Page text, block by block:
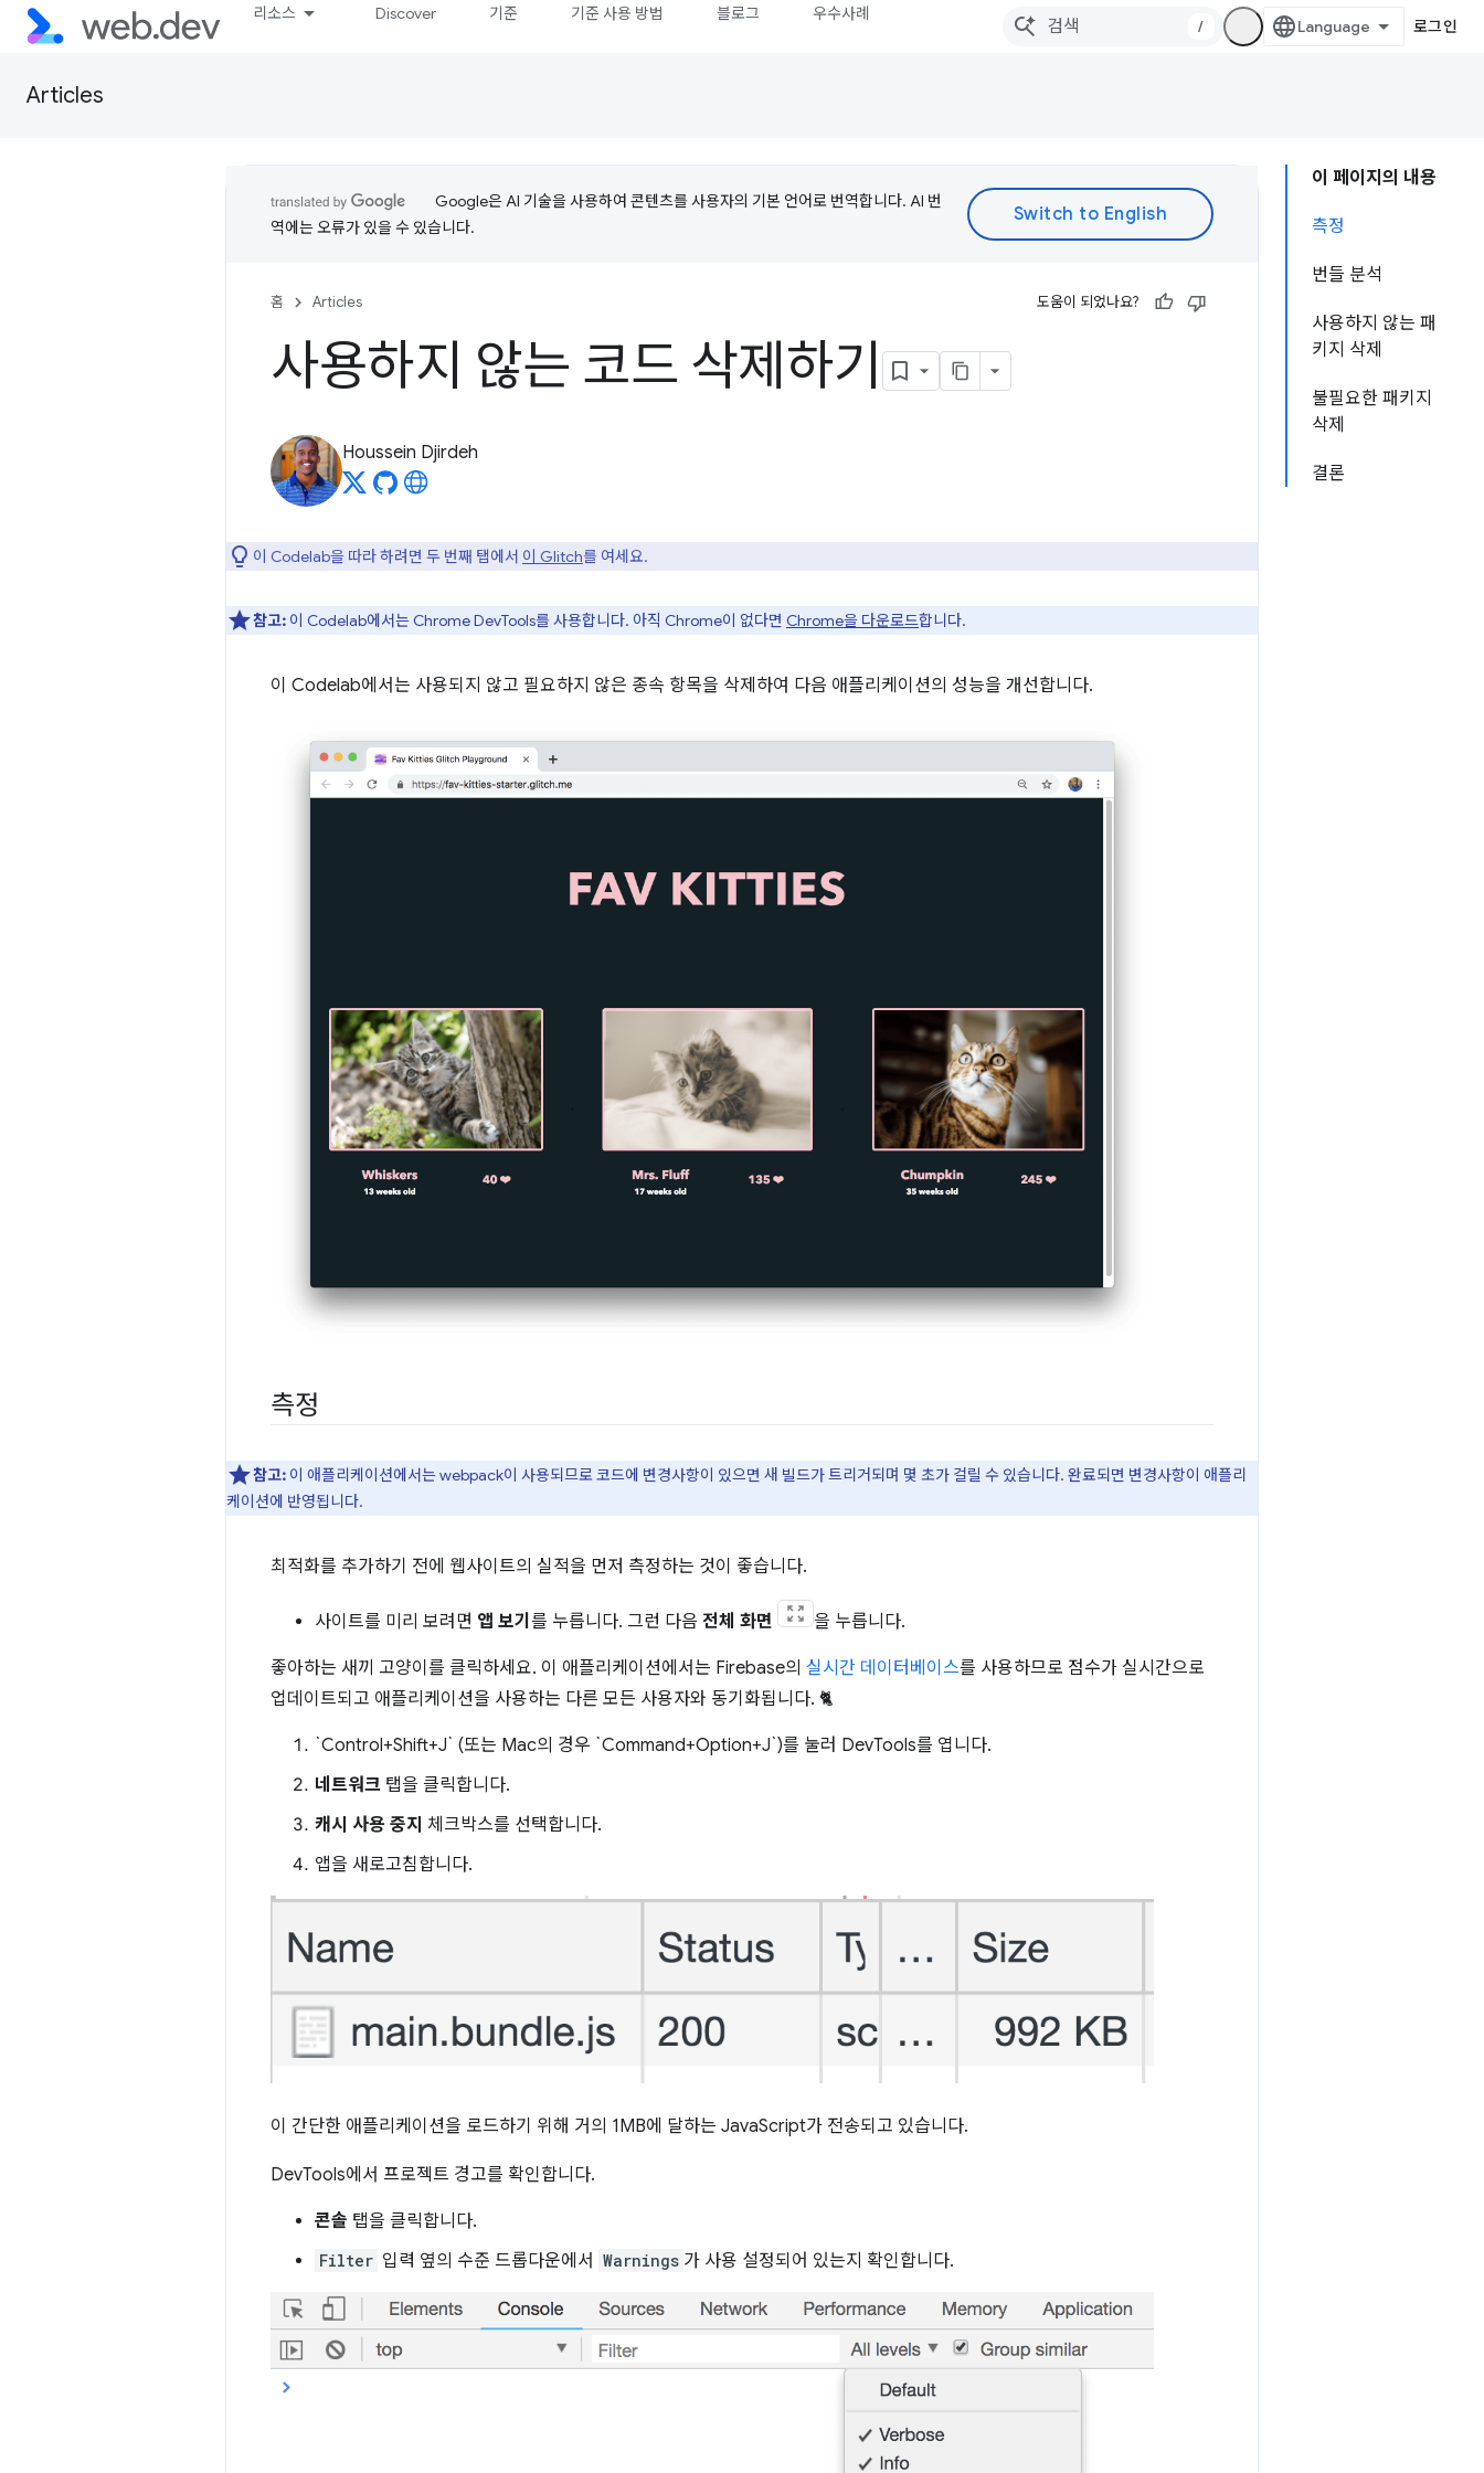
리소스 Discover 기준 기준 사용 방법 블로그 우수사례
/ 로그인
Articles
이 페이지의 내용
측정
번들 분석
사용하지 않는 패
키지 삭제
불필요한 패키지
삭제
결론
Google은 AI 기술을 사용하여 콘텐츠를 사용자의 기본 언어로 번역합니다. AI 번
역에는 오류가 있을 수 있습니다.
홈 Articles 도움이 되었나요?
사용하지 않는 코드 삭제하기
Houssein Djirdeh
이 Codelab을 따라 하려면 두 번째 탭에서 이 Glitch를 여세요.
참고: 이 Codelab에서는 Chrome DevTools를 사용합니다. 아직 Chrome이 없다면 Chrome을 다운로드합니다.
이 Codelab에서는 사용되지 않고 필요하지 않은 종속 항목을 삭제하여 다음 애플리케이션의 성능을 개선합니다.
측정
참고: 이 애플리케이션에서는 webpack이 사용되므로 코드에 변경사항이 있으면 새 빌드가 트리거되며 몇 초가 걸릴 수 있습니다. 완료되면 변경사항이 애플리
케이션에 반영됩니다.
최적화를 추가하기 전에 웹사이트의 실적을 먼저 측정하는 것이 좋습니다.
사이트를 미리 보려면 앱 보기 를 누릅니다. 그런 다음 전체 화면 을 누릅니다.
좋아하는 새끼 고양이를 클릭하세요. 이 애플리케이션에서는 Firebase의 실시간 데이터베이스를 사용하므로 점수가 실시간으로
업데이트되고 애플리케이션을 사용하는 다른 모든 사용자와 동기화됩니다. 🐈
`Control+Shift+J` (또는 Mac의 경우 `Command+Option+J`)를 눌러 DevTools를 엽니다.
네트워크 탭을 클릭합니다.
캐시 사용 중지 체크박스를 선택합니다.
앱을 새로고침합니다.
이 간단한 애플리케이션을 로드하기 위해 거의 1MB에 달하는 JavaScript가 전송되고 있습니다.
DevTools에서 프로젝트 경고를 확인합니다.
콘솔 탭을 클릭합니다.
Filter 입력 옆의 수준 드롭다운에서 Warnings 가 사용 설정되어 있는지 확인합니다.